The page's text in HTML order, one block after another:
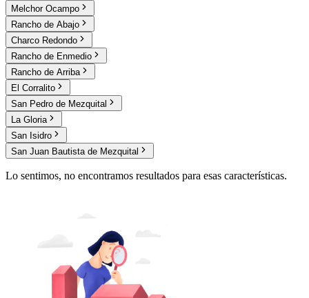
Melchor Ocampo
Rancho de Abajo
Charco Redondo
Rancho de Enmedio
Rancho de Arriba
El Corralito
San Pedro de Mezquital
La Gloria
San Isidro
San Juan Bautista de Mezquital
Lo sentimos, no encontramos resultados para esas características.